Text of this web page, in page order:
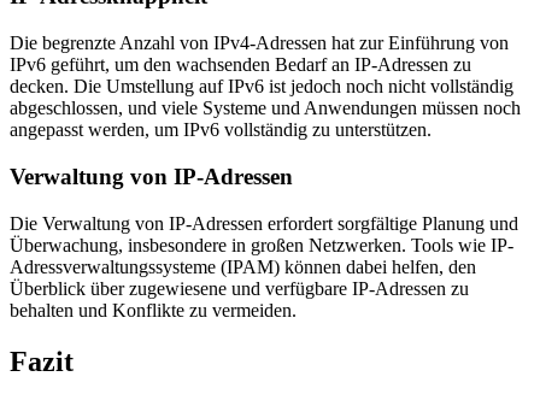
Die begrenzte Anzahl von IPv4-Adressen hat zur Einführung von
IPv6 geführt, um den wachsenden Bedarf an IP-Adressen zu
decken. Die Umstellung auf IPv6 ist jedoch noch nicht vollständig
abgeschlossen, und viele Systeme und Anwendungen müssen noch
angepasst werden, um IPv6 vollständig zu unterstützen.
Verwaltung von IP-Adressen
Die Verwaltung von IP-Adressen erfordert sorgfältige Planung und
Überwachung, insbesondere in großen Netzwerken. Tools wie IP-
Adressverwaltungssysteme (IPAM) können dabei helfen, den
Überblick über zugewiesene und verfügbare IP-Adressen zu
behalten und Konflikte zu vermeiden.
Fazit